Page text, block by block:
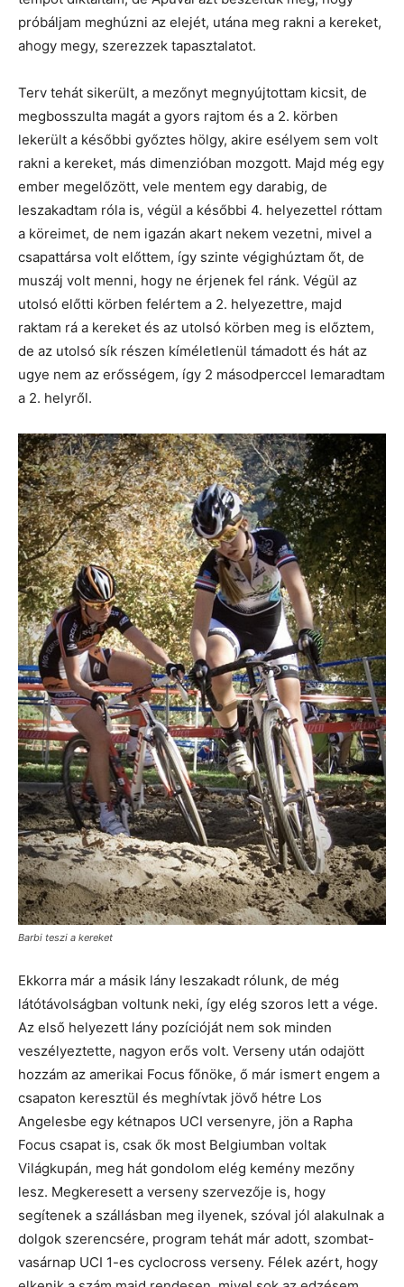
próbáljam meghúzni az elejét, utána meg rakni a kereket,
ahogy megy, szerezzek tapasztalatot.
Terv tehát sikerült, a mezőnyt megnyújtottam kicsit, de
megbosszulta magát a gyors rajtom és a 2. körben
lekerült a későbbi győztes hölgy, akire esélyem sem volt
rakni a kereket, más dimenzióban mozgott. Majd még egy
ember megelőzött, vele mentem egy darabig, de
leszakadtam róla is, végül a későbbi 4. helyezettel róttam
a köreimet, de nem igazán akart nekem vezetni, mivel a
csapattársa volt előttem, így szinte végighúztam őt, de
muszáj volt menni, hogy ne érjenek fel ránk. Végül az
utolsó előtti körben felértem a 2. helyezettre, majd
raktam rá a kereket és az utolsó körben meg is előztem,
de az utolsó sík részen kíméletlenül támadott és hát az
ugye nem az erősségem, így 2 másodperccel lemaradtam
a 2. helyről.
Barbi teszi a kereket
Ekkorra már a másik lány leszakadt rólunk, de még
látótávolságban voltunk neki, így elég szoros lett a vége.
Az első helyezett lány pozícióját nem sok minden
veszélyeztette, nagyon erős volt. Verseny után odajött
hozzám az amerikai Focus főnöke, ő már ismert engem a
csapaton keresztül és meghívtak jövő hétre Los
Angelesbe egy kétnapos UCI versenyre, jön a Rapha
Focus csapat is, csak ők most Belgiumban voltak
Világkupán, meg hát gondolom elég kemény mezőny
lesz. Megkeresett a verseny szervezője is, hogy
segítenek a szállásban meg ilyenek, szóval jól alakulnak a
dolgok szerencsére, program tehát már adott, szombat-
vasárnap UCI 1-es cyclocross verseny. Félek azért, hogy